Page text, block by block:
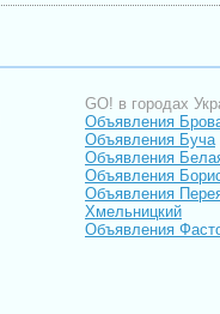
GO! в городах
Объявления
Объявления Буча
Объявления
Объявления
Объявления
Хмельницкий
Объявления